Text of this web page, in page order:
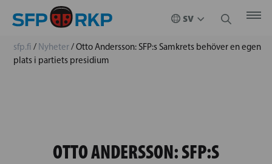
sfp.fi / Nyheter/Otto Andersson: SFP:s Samkrets behöver en egen
plats i partiets presidium
OTTO ANDERSSON: SFP:S